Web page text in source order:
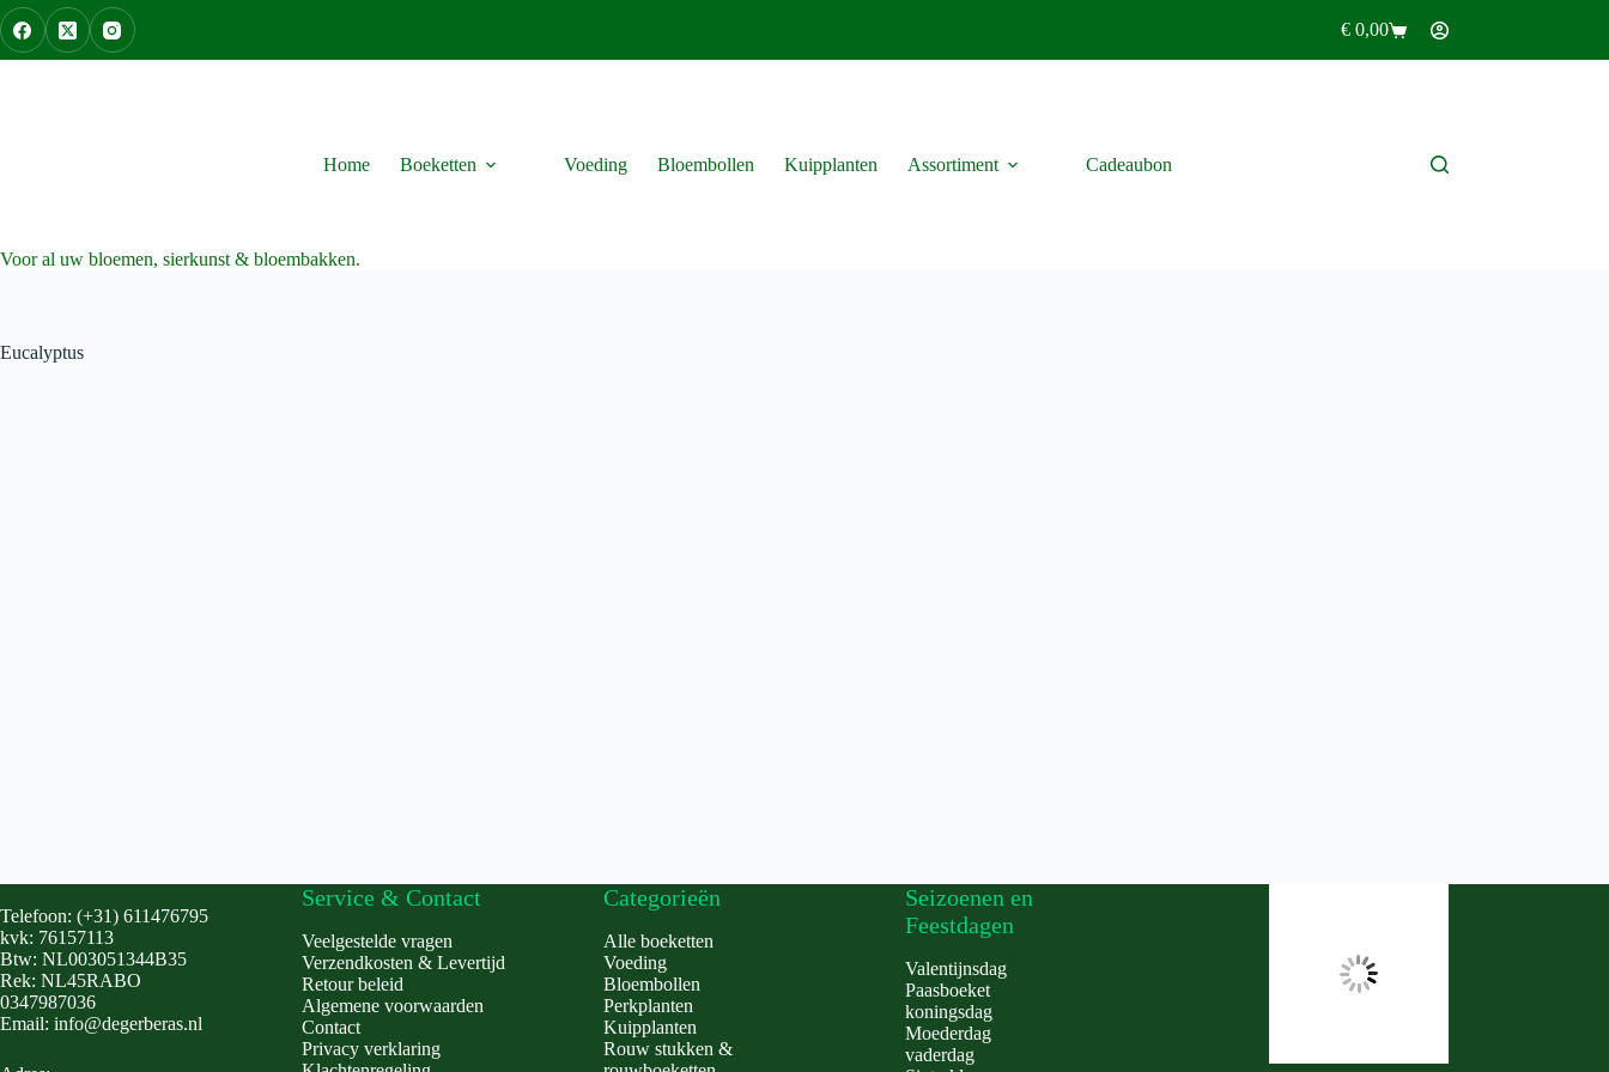
Ga
naar
de
Winkelwagen
€0,00
Voor al uw bloemen, sierkunst & bloembakken.
Home Boeketten Voeding Bloembollen Kuipplanten Assortiment Cadeaubon
Eucalyptus
Telefoon: (+31) 611476795
kvk: 76157113
Btw: NL003051344B35
Rek: NL45RABO
0347987036
Email: info@degerberas.nl
Service & Contact
Veelgestelde vragen
Verzendkosten & Levertijd
Retour beleid
Algemene voorwaarden
Contact
Privacy verklaring
Categorieën
Alle boeketten
Voeding
Bloembollen
Perkplanten
Kuipplanten
Rouw stukken &
Seizoenen en
Feestdagen
Valentijnsdag
Paasboeket
koningsdag
Moederdag
vaderdag